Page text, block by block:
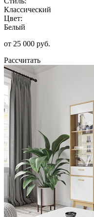
Классический
Цвет:
Белый
от 25 000 руб.
Рассчитать